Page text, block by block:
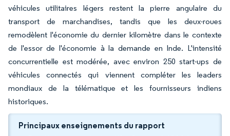
véhicules utilitaires légers restent la pierre angulaire du
transport de marchandises, tandis que les deux-roues
remodèlent l'économie du dernier kilomètre dans le contexte
de l'essor de l'économie à la demande en Inde. L'intensité
concurrentielle est modérée, avec environ 250 start-ups de
véhicules connectés qui viennent compléter les leaders
mondiaux de la télématique et les fournisseurs indiens
historiques.
Principaux enseignements du rapport